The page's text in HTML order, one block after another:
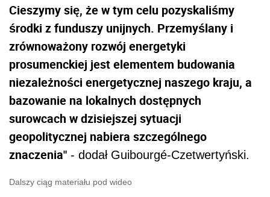
Cieszymy się, że w tym celu pozyskaliśmy
środki z funduszy unijnych. Przemyślany i
zrównoważony rozwój energetyki
prosumenckiej jest elementem budowania
niezależności energetycznej naszego kraju, a
bazowanie na lokalnych dostępnych
surowcach w dzisiejszej sytuacji
geopolitycznej nabiera szczególnego
znaczenia" - dodał Guibourgé-Czetwertyński.
Dalszy ciąg materiału pod wideo